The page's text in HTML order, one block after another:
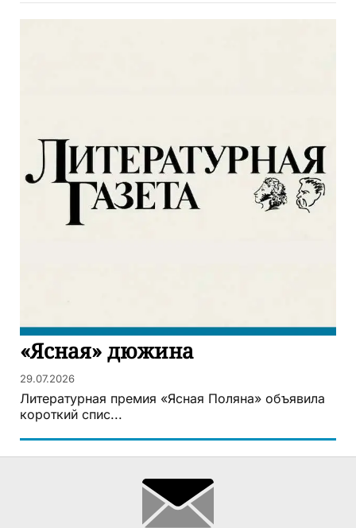
«Ясная» дюжина
29.07.2026
Литературная премия «Ясная Поляна» объявила
короткий спис...